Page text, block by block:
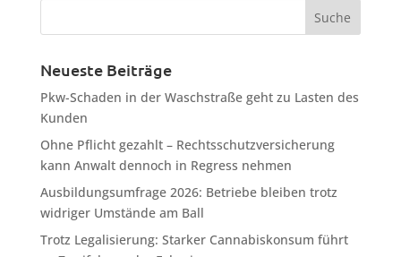
Neueste Beiträge
Pkw-Schaden in der Waschstraße geht zu Lasten des
Kunden
Ohne Pflicht gezahlt – Rechtsschutzversicherung
kann Anwalt dennoch in Regress nehmen
Ausbildungsumfrage 2026: Betriebe bleiben trotz
widriger Umstände am Ball
Trotz Legalisierung: Starker Cannabiskonsum führt